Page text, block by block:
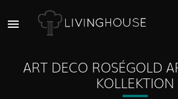
ART DECO ROSÉGOLD
KOLLEKTION